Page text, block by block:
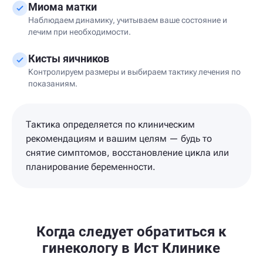
Миома матки
Наблюдаем динамику, учитываем ваше состояние и
лечим при необходимости.
Кисты яичников
Контролируем размеры и выбираем тактику лечения по
показаниям.
Тактика определяется по клиническим
рекомендациям и вашим целям — будь то
снятие симптомов, восстановление цикла или
планирование беременности.
Когда следует обратиться к
гинекологу в Ист Клинике